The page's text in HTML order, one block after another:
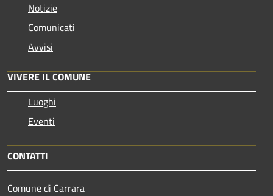
Notizie
Comunicati
Avvisi
VIVERE IL COMUNE
Luoghi
Eventi
CONTATTI
Comune di Carrara